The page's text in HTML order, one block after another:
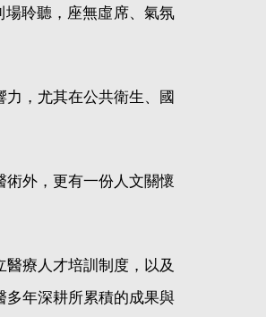
聆聽，座無虛席、氣氛
，尤其在公共衛生、國
外，更有一份人文關懷
療人才培訓制度，以及
年深耕所累積的成果與